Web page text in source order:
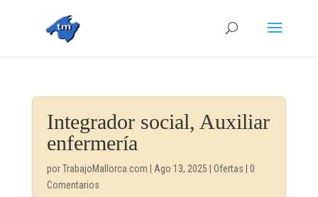
Integrador social, Auxiliar
enfermería
porTrabajoMallorca.com Ago 13, 2025 Ofertas
0
Comentarios